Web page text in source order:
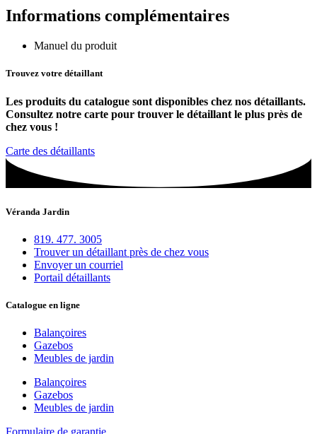
Informations complémentaires
Manuel du produit
Trouvez votre détaillant
Les produits du catalogue sont disponibles chez nos détaillants.
Consultez notre carte pour trouver le détaillant le plus près de
chez vous !
Carte des détaillants
Véranda Jardin
819. 477. 3005
Trouver un détaillant près de chez vous
Envoyer un courriel
Portail détaillants
Catalogue en ligne
Balançoires
Gazebos
Meubles de jardin
Balançoires
Gazebos
Meubles de jardin